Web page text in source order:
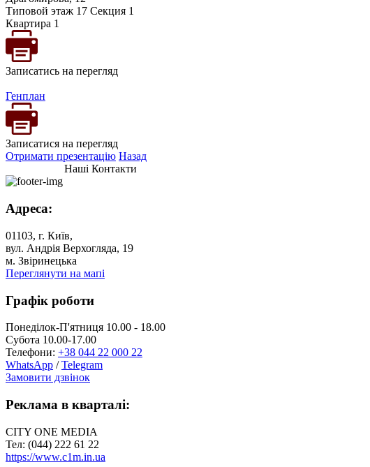
Типовой этаж 17 Секция 1
Квартира 1
Записатись на перегляд
Генплан
Записатися на перегляд
Отримати презентацію Назад
Наші Контакти
Адреса:
01103, г. Київ,
вул. Андрія Верхогляда, 19
м. Звіринецька
Переглянути на мапі
Графік роботи
Понеділок-П'ятниця 10.00 - 18.00
Субота 10.00-17.00
Телефони: +38 044 22 000 22
WhatsApp /Telegram
Замовити дзвінок
Реклама в кварталі:
CITY ONE MEDIA
Тел: (044) 222 61 22
https://www.c1m.in.ua